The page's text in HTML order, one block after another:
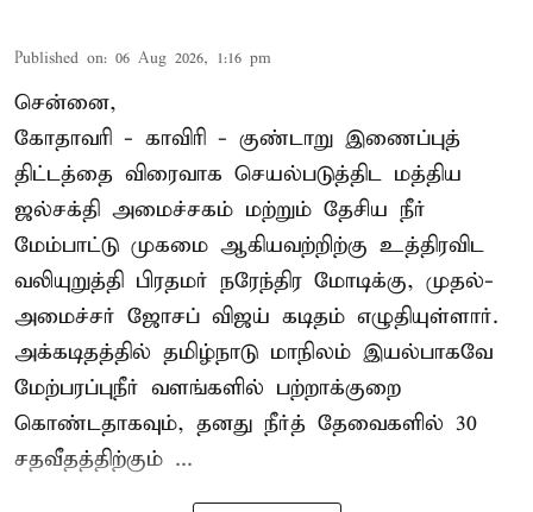
Published on: 06 Aug 2026, 1:16 pm
சென்னை,
கோதாவரி - காவிரி - குண்டாறு இணைப்புத்
திட்டத்தை விரைவாக செயல்படுத்திட மத்திய
ஜல்சக்தி அமைச்சகம் மற்றும் தேசிய நீர்
மேம்பாட்டு முகமை ஆகியவற்றிற்கு உத்திரவிட
வலியுறுத்தி பிரதமர் நரேந்திர மோடிக்கு, முதல்-
அமைச்சர் ஜோசப் விஜய் கடிதம் எழுதியுள்ளார்.
அக்கடிதத்தில் தமிழ்நாடு மாநிலம் இயல்பாகவே
மேற்பரப்புநீர் வளங்களில் பற்றாக்குறை
கொண்டதாகவும், தனது நீர்த் தேவைகளில் 30
சதவீதத்திற்கும் ...